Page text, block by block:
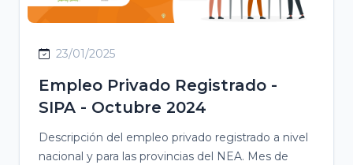
23/01/2025
Empleo Privado Registrado -
SIPA - Octubre 2024
Descripción del empleo privado registrado a nivel
nacional y para las provincias del NEA. Mes de